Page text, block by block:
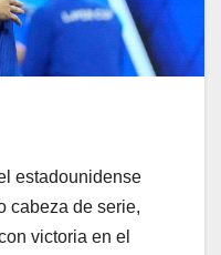
estadounidense
cabeza de serie,
victoria en el